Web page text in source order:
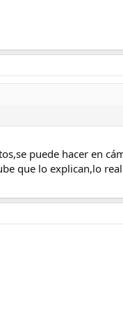
puede hacer en
que lo explican,lo